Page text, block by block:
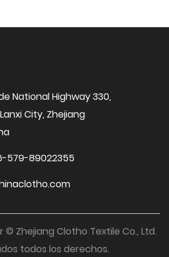
National Highway 330,
City, Zhejiang
579-89022355
Zhejiang Clotho Textile Co., Ltd.
todos los derechos.